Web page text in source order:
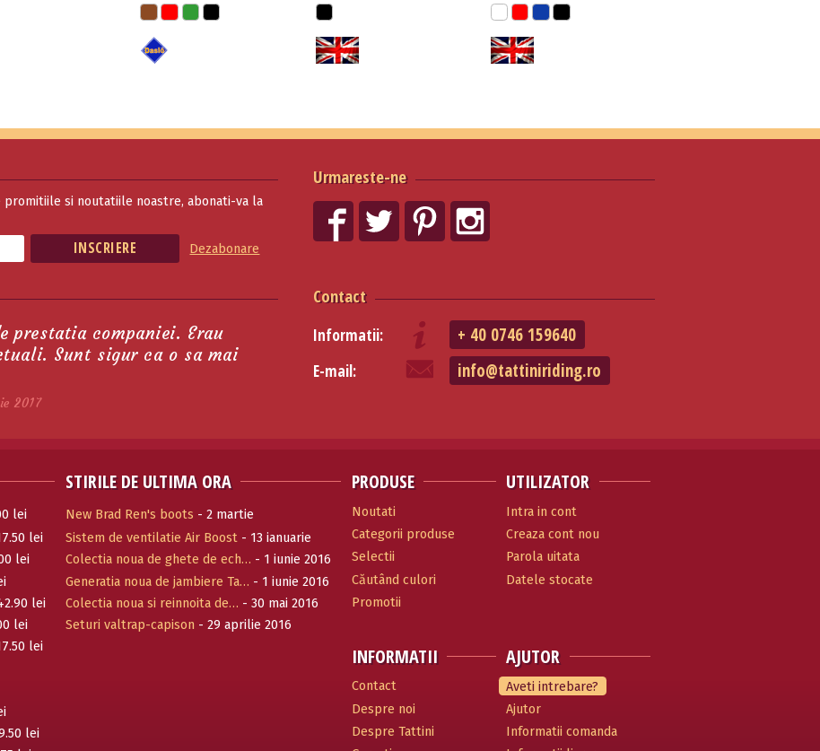
Urmareste-ne
si noutatiile noastre, abonati-va la
Dezabonare
Contact
Informatii: + 40 0746 159640
E-mail: info@tattiniriding.ro
prestatia companiei. Erau
Sunt sigur ca o sa mai
2017
lei
lei
lei
lei
lei
lei
lei
STIRILE DE ULTIMA ORA
New Brad Ren's boots - 2 martie
Sistem de ventilatie Air Boost- 13 ianuarie
2017
Colectia noua de ghete de ech… - 1 iunie 2016
Generatia noua de jambiere Ta… - 1 iunie 2016
Colectia noua si reinnoita de… - 30 mai 2016
Seturi valtrap-capison - 29 aprilie 2016
PRODUSE
Noutati
Categorii produse
Selectii
Căutând culori
Promotii
INFORMATII
Contact
Despre noi
Despre Tattini
UTILIZATOR
Intra in cont
Creaza cont nou
Parola uitata
Datele stocate
AJUTOR
Aveti intrebare?
Ajutor
Informatii comanda